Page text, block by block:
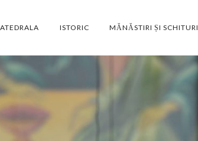
ISTORIC MĂNĂSTIRI ȘI SCHITURI